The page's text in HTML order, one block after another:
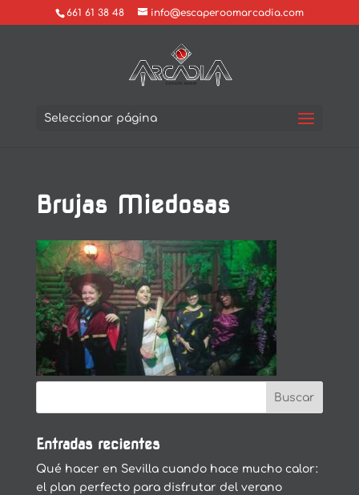
661 61 38 48 info@escaperoomarcadia.com
Seleccionar página
Brujas Miedosas
Entradas recientes
Qué hacer en Sevilla cuando hace mucho calor:
el plan perfecto para disfrutar del verano